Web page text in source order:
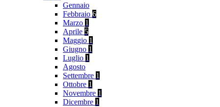
Gennaio
Febbraio 6
Marzo 1
Aprile 5
Maggio 1
Giugno 1
Luglio 1
Agosto
Settembre 1
Ottobre 1
Novembre 1
Dicembre 1